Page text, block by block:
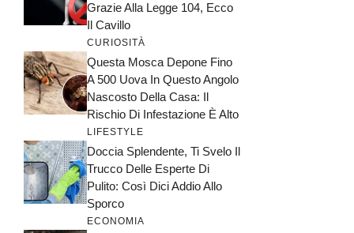
Grazie Alla Legge 104, Ecco
Il Cavillo
CURIOSITÀ
Questa Mosca Depone Fino
A 500 Uova In Questo Angolo
Nascosto Della Casa: Il
Rischio Di Infestazione È Alto
LIFESTYLE
Doccia Splendente, Ti Svelo Il
Trucco Delle Esperte Di
Pulito: Così Dici Addio Allo
Sporco
ECONOMIA